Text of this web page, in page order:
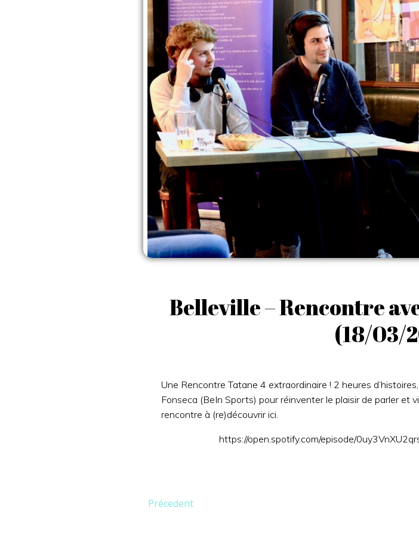
Belleville – Rencontre
(18/03/
Une Rencontre Tatane 4 extraordinaire ! 2 heures
Fonseca (BeIn Sports) pour réinventer le plaisir de parler
rencontre à (re)découvrir ici.
https://open.spotify.com/episode/
Post
Précedent